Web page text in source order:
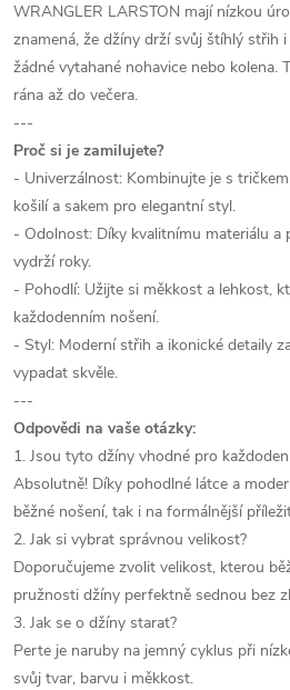
WRANGLER LARSTON mají nízkou
znamená, že džíny drží svůj štíhlý střih
žádné vytahané nohavice nebo kolena.
rána až do večera.
---
Proč si je zamilujete?
- Univerzálnost: Kombinujte je s
košilí a sakem pro elegantní styl.
- Odolnost: Díky kvalitnímu materiálu a
vydrží roky.
- Pohodlí: Užijte si měkkost a lehkost,
každodenním nošení.
- Styl: Moderní střih a ikonické detaily
vypadat skvěle.
---
Odpovědi na vaše otázky:
1. Jsou tyto džíny vhodné pro
Absolutně! Díky pohodlné látce a
běžné nošení, tak i na formálnější
2. Jak si vybrat správnou velikost?
Doporučujeme zvolit velikost, kterou
pružnosti džíny perfektně sednou bez
3. Jak se o džíny starat?
Perte je naruby na jemný cyklus při
svůj tvar, barvu i měkkost.